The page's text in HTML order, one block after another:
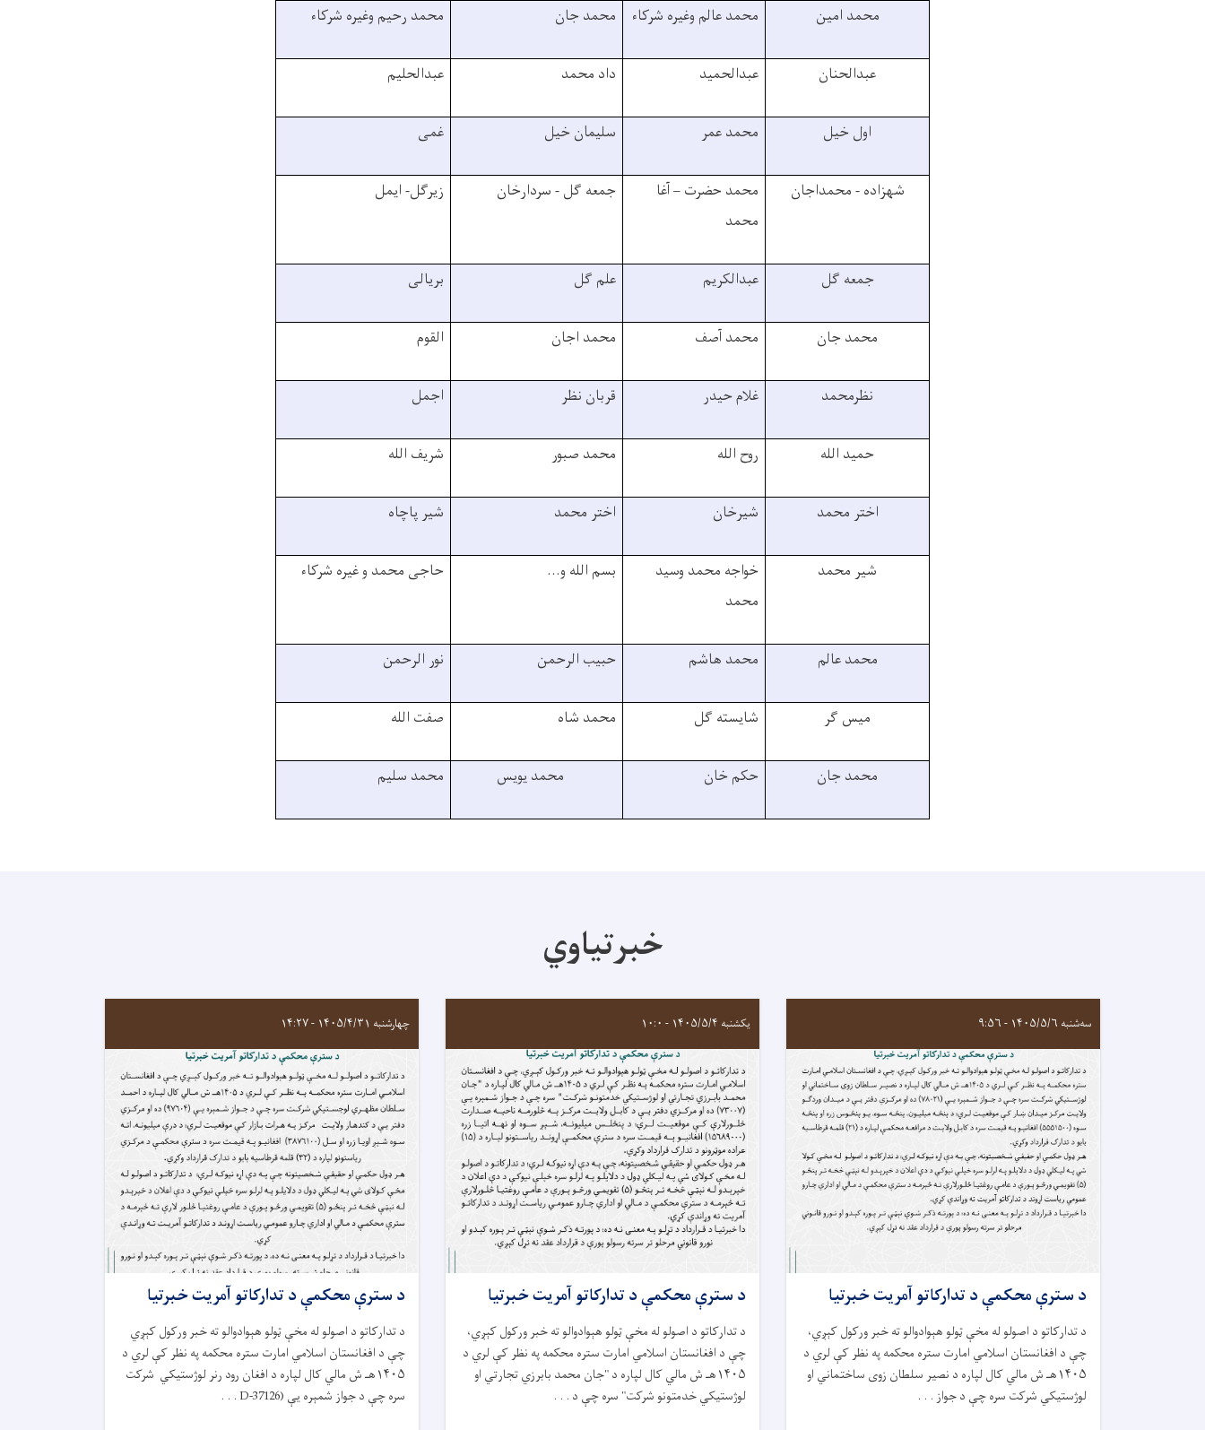
محمد امین محمد عالم وغیره شرکاء محمد جان محمد رحیم وغیره شرکاء
عبدالحنان عبدالحمید داد محمد عبدالحلیم
اول خیل محمد عمر سلیمان خیل غمی
شهزاده - محمداجان
محمد حضرت – آغا
محمد
جمعه گل - سردارخان زیرگل- ایمل
جمعه گل عبدالکریم علم گل بریالی
محمد جان محمد آصف محمد اجان القوم
نظرمحمد غلام حیدر قربان نظر اجمل
حمید الله روح الله محمد صبور شریف الله
اختر محمد شیرخان اختر محمد شیر پاچاه
شیر محمد
خواجه محمد وسید
محمد
بسم الله و... حاجی محمد و غیره شرکاء
محمد عالم محمد هاشم حبیب الرحمن نور الرحمن
میس گر شایسته گل محمد شاه صفت الله
محمد جان حکم خان محمد یویس محمد سلیم
خبرتیاوي
سه‌شنبه ۱۴۰۵/۵/۶ - ۹:۵۶
د سترې محکمې د تدارکاتو آمريت خبرتيا
د تدارکاتو د اصولو له مخې ټولو هېوادوالو ته خبر ورکول کېږي،
چې د افغانستان اسلامي امارت ستره محکمه په نظر کې لري د
۱۴۰۵هـ ش مالي کال لپاره د نصیر سلطان زوی ساختماني او
لوژستیکي شرکت سره چې د جواز . . .
یکشنبه ۱۴۰۵/۵/۴ - ۱۰:۰
د سترې محکمې د تدارکاتو آمريت خبرتيا
د تدارکاتو د اصولو له مخې ټولو هېوادوالو ته خبر ورکول کېږي،
چې د افغانستان اسلامي امارت ستره محکمه په نظر کې لري د
۱۴۰۵هـ ش مالي کال لپاره د "جان محمد بابرزي تجارتي او
لوژستیکي خدمتونو شرکت" سره چې د . . .
چهارشنبه ۱۴۰۵/۴/۳۱ - ۱۴:۲۷
د سترې محکمې د تدارکاتو آمريت خبرتیا
د تدارکاتو د اصولو له مخې ټولو هېوادوالو ته خبر ورکول کېږي
چې د افغانستان اسلامي امارت ستره محکمه په نظر کې لري د
۱۴۰۵هـ ش مالي کال لپاره د افغان رود رنر لوژستیکي شرکت
سره چې د جواز شمېره یې (D-37126 . . .